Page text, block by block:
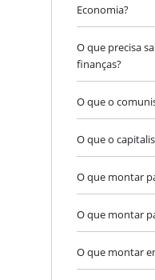
Economia?
O que precisa
finanças?
O que o
O que o
O que montar
O que montar
O que montar